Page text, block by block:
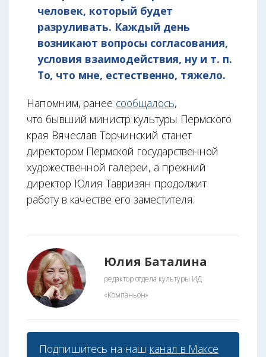
человек, который будет
разруливать. Каждый день
возникают вопросы согласования,
условия взаимодействия, ну и т. п.
То, что мне, естественно, тяжело.
Напомним, ранее сообщалось,
что бывший министр культуры Пермского
края Вячеслав Торчинский станет
директором Пермской государственной
художественной галереи, а прежний
директор Юлия Тавризян продолжит
работу в качестве его заместителя.
Юлия Баталина
редактор отдела культуры ИД
«Компаньон»
Подпишитесь на наш канал в Максе